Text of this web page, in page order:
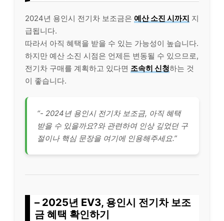
2024년 용인시 전기차 보조금은 예산 소진 시까지 지
급됩니다.
따라서 아직 혜택을 받을 수 있는 가능성이 높습니다.
하지만 예산 소진 시점은 언제든 변동될 수 있으므로,
전기차 구매를 계획하고 있다면 조속히 신청하는 것
이 좋습니다.
“- 2024년 용인시 전기차 보조금, 아직 혜택
받을 수 있을까요?와 관련하여 인상 깊었던 구
절이나 핵심 문장을 여기에 인용해주세요.”
– 2025년 EV3, 용인시 전기차 보조
금 혜택 확인하기